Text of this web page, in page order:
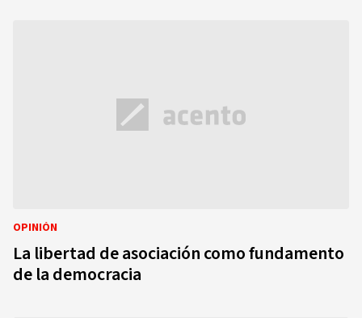
OPINIÓN
La libertad de asociación como fundamento
de la democracia